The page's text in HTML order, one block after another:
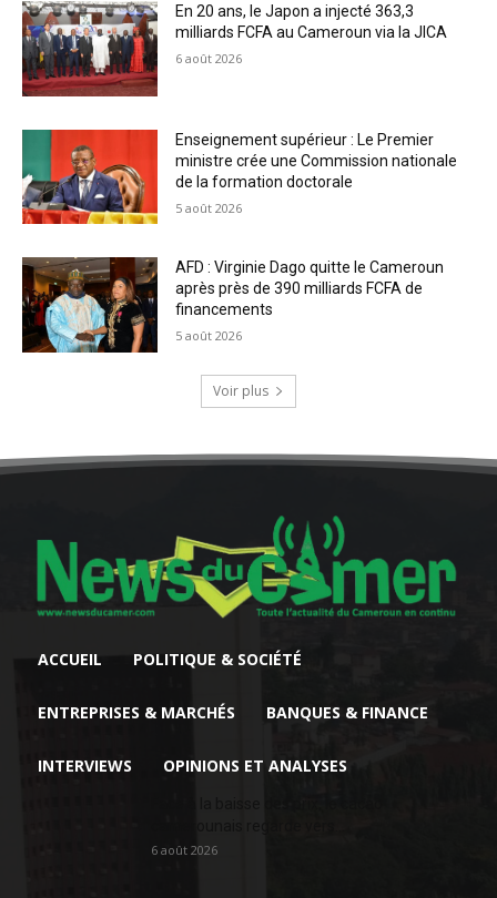
En 20 ans, le Japon a injecté 363,3
milliards FCFA au Cameroun via la JICA
6 août 2026
Enseignement supérieur : Le Premier
ministre crée une Commission nationale
de la formation doctorale
5 août 2026
AFD : Virginie Dago quitte le Cameroun
après près de 390 milliards FCFA de
financements
5 août 2026
Voir plus
ACCUEIL POLITIQUE & SOCIÉTÉ
ENTREPRISES & MARCHÉS BANQUES & FINANCE
INTERVIEWS OPINIONS ET ANALYSES
6 août 2026